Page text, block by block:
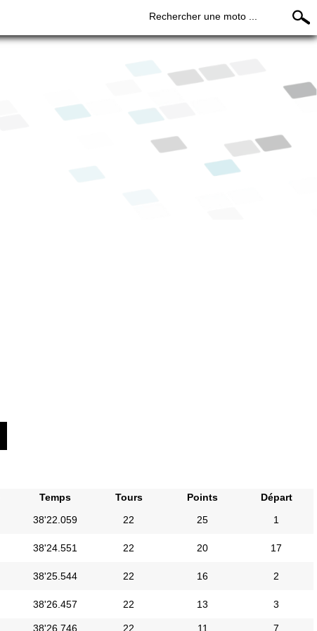
Rechercher une moto ...
Temps Tours Points
Départ
38'22.059 22 25 1
38'24.551 22 20 17
38'25.544 22 16 2
38'26.457 22 13 3
38'26.746 22 11 7